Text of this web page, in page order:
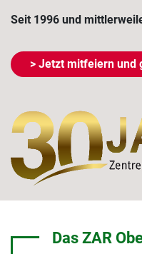
Seit 1996 und
> Jetzt mitfeiern und
Das ZAR